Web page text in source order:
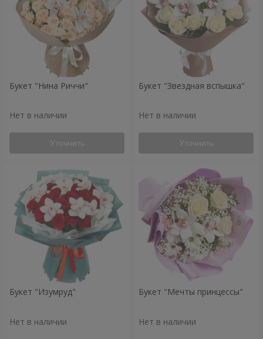
Букет "Нина Риччи"
Нет в наличии
Уточнить
Букет "Звездная вспышка"
Нет в наличии
Уточнить
Букет "Изумруд"
Нет в наличии
Букет "Мечты принцессы"
Нет в наличии